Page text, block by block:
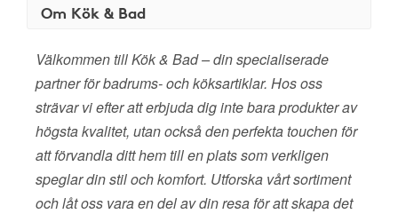
Om Kök & Bad
Välkommen till Kök & Bad – din specialiserade
partner för badrums- och köksartiklar. Hos oss
strävar vi efter att erbjuda dig inte bara produkter av
högsta kvalitet, utan också den perfekta touchen för
att förvandla ditt hem till en plats som verkligen
speglar din stil och komfort. Utforska vårt sortiment
och låt oss vara en del av din resa för att skapa det